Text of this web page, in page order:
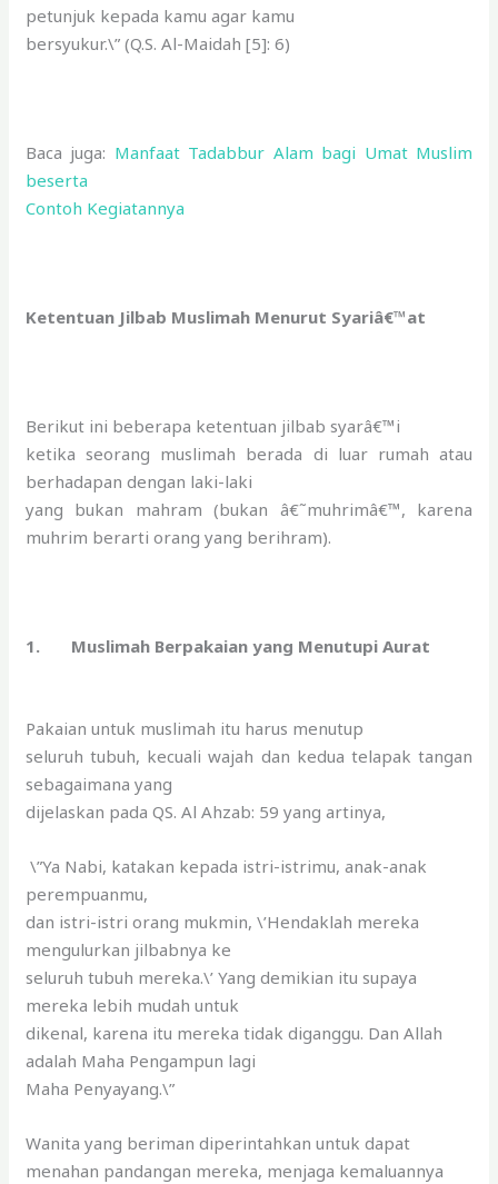
petunjuk kepada kamu agar kamu
bersyukur.\” (Q.S. Al-Maidah [5]: 6)
Baca juga: Manfaat Tadabbur Alam bagi Umat Muslim
beserta
Contoh Kegiatannya
Ketentuan Jilbab Muslimah Menurut Syariâ€™at
Berikut ini beberapa ketentuan jilbab syarâ€™i
ketika seorang muslimah berada di luar rumah atau
berhadapan dengan laki-laki
yang bukan mahram (bukan â€˜muhrimâ€™, karena
muhrim berarti orang yang berihram).
1. Muslimah Berpakaian yang Menutupi Aurat
Pakaian untuk muslimah itu harus menutup
seluruh tubuh, kecuali wajah dan kedua telapak tangan
sebagaimana yang
dijelaskan pada QS. Al Ahzab: 59 yang artinya,
\”Ya Nabi, katakan kepada istri-istrimu, anak-anak
perempuanmu,
dan istri-istri orang mukmin, \’Hendaklah mereka
mengulurkan jilbabnya ke
seluruh tubuh mereka.\’ Yang demikian itu supaya
mereka lebih mudah untuk
dikenal, karena itu mereka tidak diganggu. Dan Allah
adalah Maha Pengampun lagi
Maha Penyayang.\”
Wanita yang beriman diperintahkan untuk dapat
menahan pandangan mereka, menjaga kemaluannya